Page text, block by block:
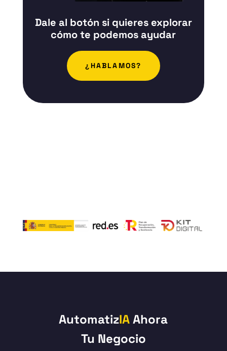
Dale al botón si quieres explorar
cómo te podemos ayudar
¿HABLAMOS?
AutomatizIAAhora
Tu Negocio